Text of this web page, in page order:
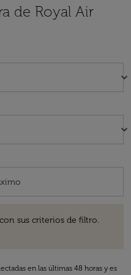
de Royal Air
keyboard_arrow_down
keyboard_arrow_down
sus criterios de filtro.
en las últimas 48 horas y es